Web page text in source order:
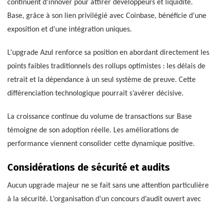
continuent d’innover pour attirer développeurs et liquidité.
Base, grâce à son lien privilégié avec Coinbase, bénéficie d’une
exposition et d’une intégration uniques.
L’upgrade Azul renforce sa position en abordant directement les
points faibles traditionnels des rollups optimistes : les délais de
retrait et la dépendance à un seul système de preuve. Cette
différenciation technologique pourrait s’avérer décisive.
La croissance continue du volume de transactions sur Base
témoigne de son adoption réelle. Les améliorations de
performance viennent consolider cette dynamique positive.
Considérations de sécurité et audits
Aucun upgrade majeur ne se fait sans une attention particulière
à la sécurité. L’organisation d’un concours d’audit ouvert avec